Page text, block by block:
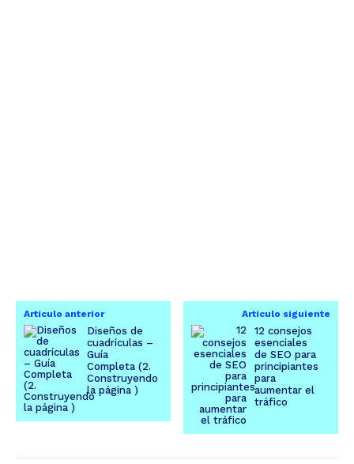
Artículo anterior
Diseños de
cuadrículas –
Guía
Completa (2.
Construyendo
la página )
Artículo siguiente
12 consejos
esenciales
de SEO para
principiantes
para
aumentar el
tráfico